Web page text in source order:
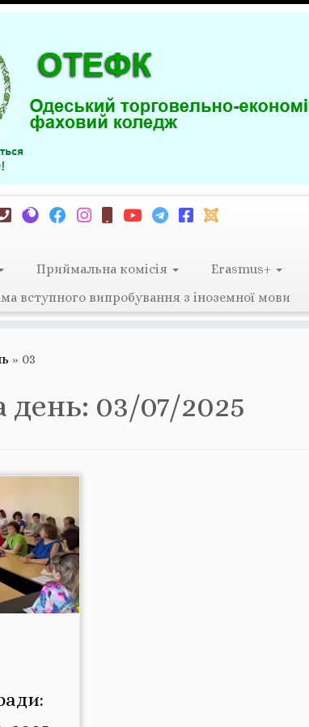
Приймальна комісія Erasmus+
вступного випробування з іноземної мови
» 03
день: 03/07/2025